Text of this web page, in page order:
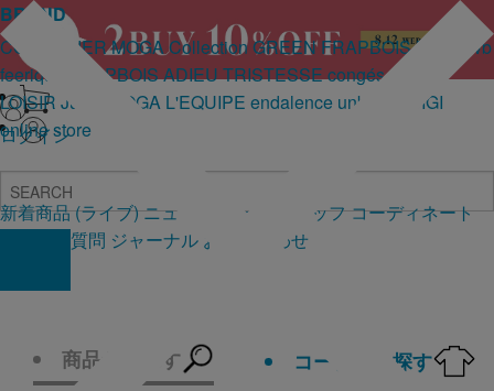
ログイン
商品から探す コーデから探す
BRAND
COUTURIERMOGA CollectionGREEN FRAPBOIS PARK
wb
feerique
FRAPBOISADIEU TRISTESSEcongés payés
LOISIR Julier MOGA L'EQUIPE endalence unbilanc
BIGI
online store
新着商品(ライブ)ニュース セール スタッフコーディネート
よくある質問 ジャーナル お問い合わせ